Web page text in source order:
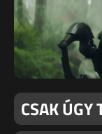
CSAK ÚGY